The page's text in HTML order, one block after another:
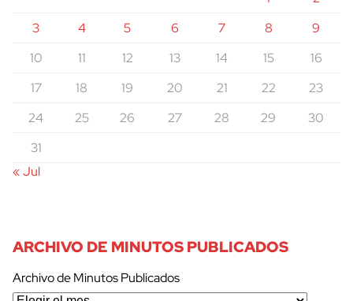
3
4 5 6 7 8
9
10
11 12 13 14 15
16
17
18 19 20 21 22
23
24
25 26 27 28 29
30
31
« Jul
ARCHIVO DE MINUTOS PUBLICADOS
Archivo de Minutos Publicados